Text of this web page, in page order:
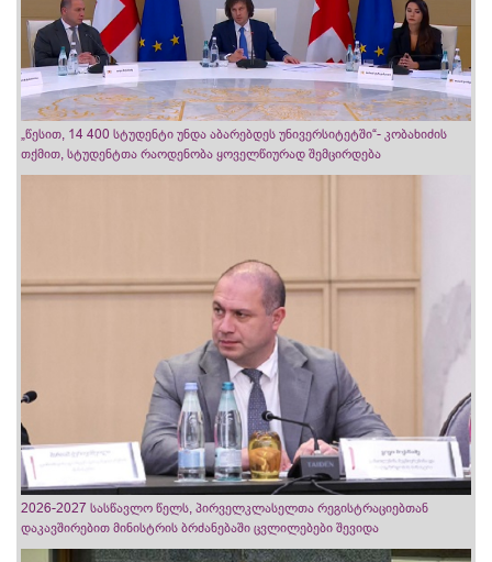
„წესით, 14 400 სტუდენტი უნდა აბარებდეს უნივერსიტეტში“- კობახიძის
თქმით, სტუდენტთა რაოდენობა ყოველწიურად შემცირდება
2026-2027 სასწავლო წელს, პირველკლასელთა რეგისტრაციებთან
დაკავშირებით მინისტრის ბრძანებაში ცვლილებები შევიდა